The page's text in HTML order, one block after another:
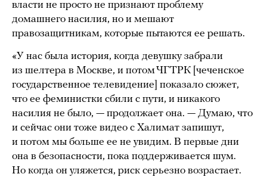
власти не просто не признают проблему
домашнего насилия, но и мешают
правозащитникам, которые пытаются ее решать.
«У нас была история, когда девушку забрали
из шелтера в Москве, и потом ЧГТРК [чеченское
государственное телевидение] показало сюжет,
что ее феминистки сбили с пути, и никакого
насилия не было, — продолжает она. — Думаю, что
и сейчас они тоже видео с Халимат запишут,
и потом мы больше ее не увидим. В первые дни
она в безопасности, пока поддерживается шум.
Но когда он уляжется, риск серьезно возрастает.